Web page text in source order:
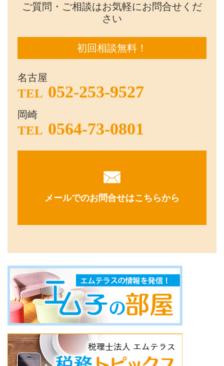
ご質問・ご相談はお気軽にお問合せくだ
さい
初回相談無料！
名古屋
TEL 052-253-9527
岡崎
TEL 0564-73-0801
メールでのお問合せはこちらから